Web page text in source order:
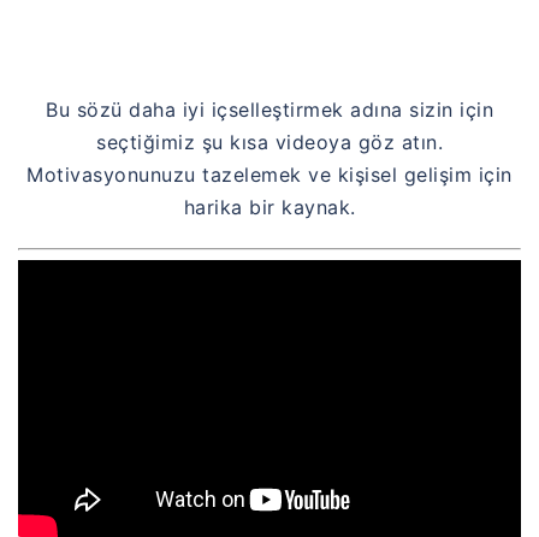
Bu sözü daha iyi içselleştirmek adına sizin için
seçtiğimiz şu kısa videoya göz atın.
Motivasyonunuzu tazelemek ve kişisel gelişim için
harika bir kaynak.